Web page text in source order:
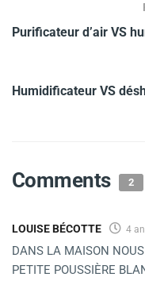
Purificateur d’air VS
Humidificateur VS
Comments 2
LOUISE BÉCOTTE 4
DANS LA MAISON
PETITE POUSSIÈRE